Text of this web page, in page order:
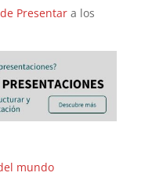
Presentara los
mundo